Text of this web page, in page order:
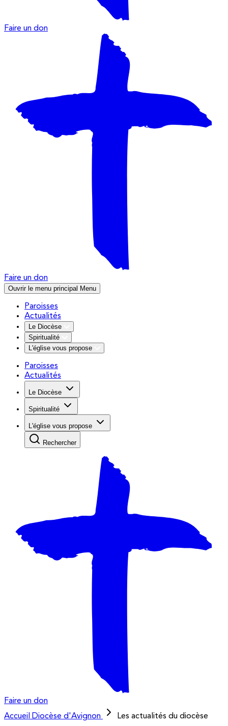
Faire un don
Faire un don
Ouvrir le menu principal Menu
Paroisses
Actualités
Le Diocèse
Spiritualité
L'église vous propose
Paroisses
Actualités
Le Diocèse
Spiritualité
L'église vous propose
Rechercher
Faire un don
Accueil
Diocèse d'Avignon Les actualités du diocèse